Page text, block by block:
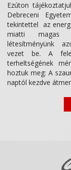
Ezúton
Debreceni
tekintettel az
miatti magas
létesítményünk
vezet be. A
terheltségének
hoztuk meg: A
naptól kezdve